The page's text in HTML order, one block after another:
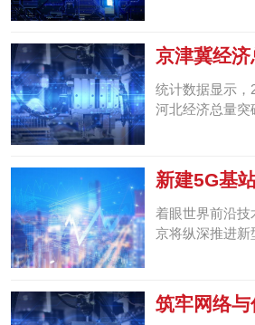
京津冀经
元
统计数据显示，
河北经济总量突
算，是2013年
新建5G基
发布2023
着眼世界前沿
京将纵深推进新
筑牢网络